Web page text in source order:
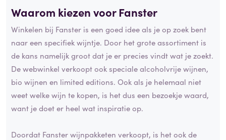
Waarom kiezen voor Fanster
Winkelen bij Fanster is een goed idee als je op zoek bent
naar een specifiek wijntje. Door het grote assortiment is
de kans namelijk groot dat je er precies vindt wat je zoekt.
De webwinkel verkoopt ook speciale alcoholvrije wijnen,
bio wijnen en limited editions. Ook als je helemaal niet
weet welke wijn te kopen, is het dus een bezoekje waard,
want je doet er heel wat inspiratie op.
Doordat Fanster wijnpakketen verkoopt, is het ook de